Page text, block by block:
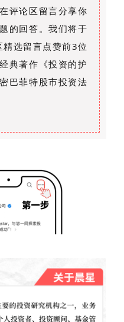
评论区留言分享你
的回答。我们将于
选留言点赞前3位
典著作《投资的护
巴菲特股市投资法